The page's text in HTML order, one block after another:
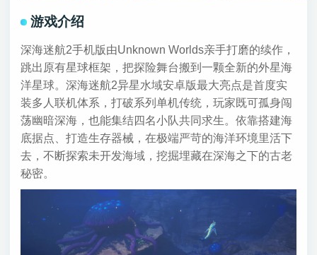
游戏介绍
深海迷航2手机版由Unknown Worlds亲手打磨的续作，
跳出原有星球框架，把探险舞台搬到一颗全新的外星海
洋星球。深海迷航2异星水域安卓版最大亮点是首度实
装多人联机体系，打破系列单机传统，玩家既可孤身闯
荡幽暗深海，也能集结四名小队共同求生。依靠搭建海
底据点、打造生存器械，在极端严苛的海洋环境里活下
去，不断探索未开发海域，挖掘埋藏在深海之下的古老
秘密。